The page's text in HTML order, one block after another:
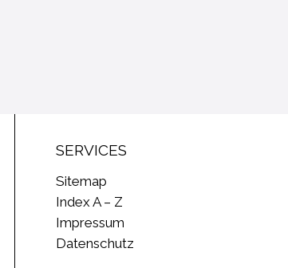
SERVICES
Sitemap
Index A – Z
Impressum
Datenschutz